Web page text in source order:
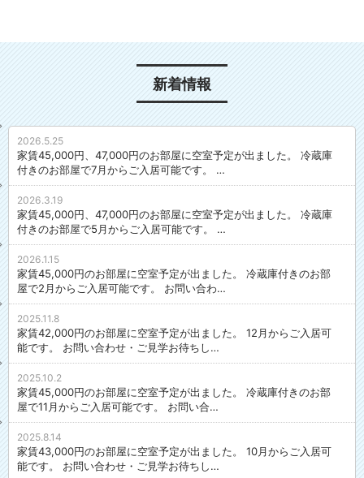
内覧やご相談、ご質問など、気になることは何でもお問い合わせくださ
シェアハウスは初めてという方も、ぜひお気軽にご連絡ください！
近鉄線今里駅から徒歩３分。
難波まで４駅（直通８分）、ＪＲ環状線へも１駅（鶴橋駅）
大阪市内どこへ行くのも便利です。
駅近なので夜の帰宅も安心です。
スーパー徒歩３分、コンビニ徒歩２分、飲食店も徒歩圏内に多数。
便利で快適な生活をお約束します！^ ^
★★ウォーターサーバー＆ワインセラーのある快適生活★★
ダイニングスペースには、自由に使えるウォーターサーバーとワインセ
ラーを設置。
ウォーターサーバーは、熱湯と冷水がいつでも使えるので、水分補給や
カップ麺の調理など、幅広くご利用いただけます。
ワインセラーもお酒が好きな方には嬉しい設備。
お気に入りのワインをストックしたり、ときにはみんなでワインを持ち
寄ってパーティーをしたり、ハウスでの楽しみがぐっと広がります！
もちろん、お酒を飲めない方も大歓迎ですよ！
★★充実した館内設備★★
新築のような館内は設備も充実。
新着情報
2026.5.25
家賃45,000円、47,000円のお部屋に空室予定が出ました。 冷蔵庫
付きのお部屋で7月からご入居可能です。 …
2026.3.19
家賃45,000円、47,000円のお部屋に空室予定が出ました。 冷蔵庫
付きのお部屋で5月からご入居可能です。 …
2026.1.15
家賃45,000円のお部屋に空室予定が出ました。 冷蔵庫付きのお部
屋で2月からご入居可能です。 お問い合わ…
2025.11.8
家賃42,000円のお部屋に空室予定が出ました。 12月からご入居可
能です。 お問い合わせ・ご見学お待ちし…
2025.10.2
家賃45,000円のお部屋に空室予定が出ました。 冷蔵庫付きのお部
屋で11月からご入居可能です。 お問い合…
2025.8.14
家賃43,000円のお部屋に空室予定が出ました。 10月からご入居可
能です。 お問い合わせ・ご見学お待ちし…